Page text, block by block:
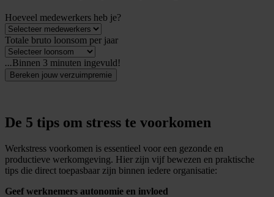
Hoeveel medewerkers heb je?
Totale bruto loonsom per jaar
...Binnen 3 minuten ingevuld!
Bereken jouw verzuimpremie
De 5 tips om stress te voorkomen
Werkstress voorkomen is essentieel voor een gezonde en
productieve werkomgeving. Hier zijn vijf bewezen en praktische
tips die direct toepasbaar zijn binnen iedere organisatie:
Geef werknemers autonomie en invloed